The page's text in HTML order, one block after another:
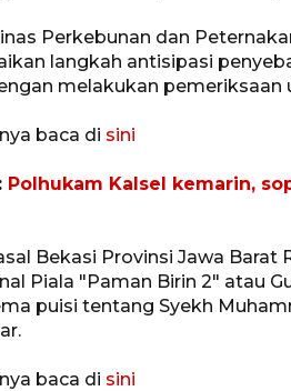
Perkebunan dan
langkah antisipasi
melakukan
baca di sini
Polhukam Kalsel kemarin,
Bekasi Provinsi Jawa
Piala "Paman Birin 2" atau
puisi tentang Syekh
baca di sini